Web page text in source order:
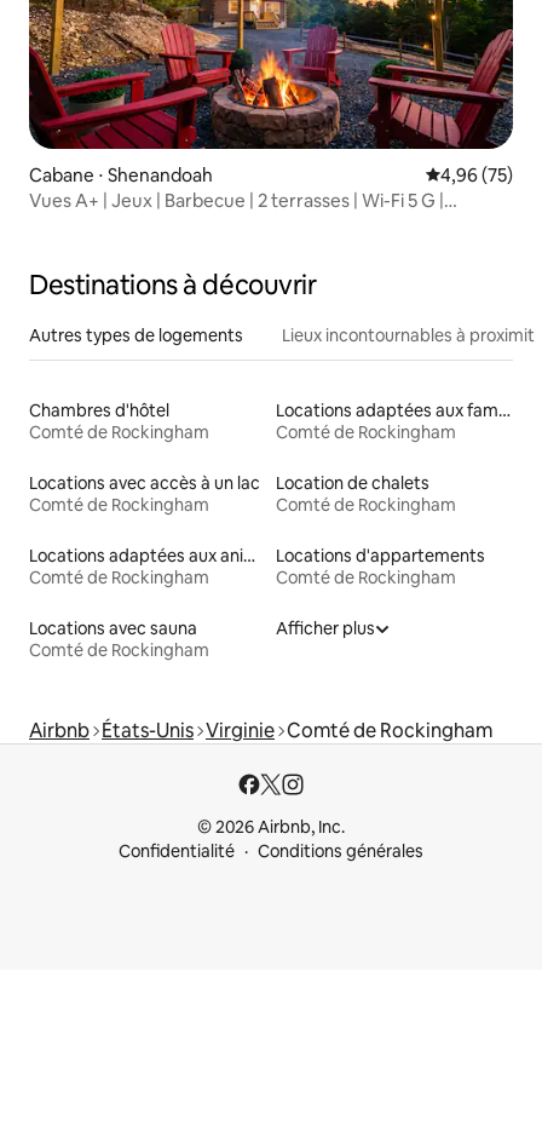
Cabane ⋅ Shenandoah Évaluation
4,96 (75)
Vues A+ | Jeux | Barbecue | 2 terrasses | Wi-Fi 5 G |
Destinations à découvrir
Autres types de logements Lieux incontournables à
Chambres d'hôtel
Comté de Rockingham
Locations adaptées aux familles
Comté de Rockingham
Locations avec accès à un lac
Comté de Rockingham
Location de chalets
Comté de Rockingham
Locations adaptées aux animaux
Comté de Rockingham
Locations d'appartements
Comté de Rockingham
Locations avec sauna
Comté de Rockingham
Afficher plus
Airbnb États-Unis Virginie Comté de Rockingham
© 2026 Airbnb, Inc.
Confidentialité
Conditions générales